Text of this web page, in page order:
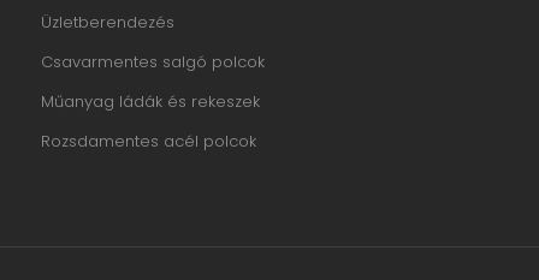
Üzletberendezés
Csavarmentes salgó polcok
Műanyag ládák és rekeszek
Rozsdamentes acél polcok